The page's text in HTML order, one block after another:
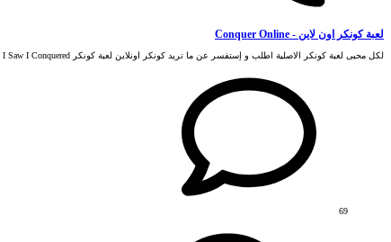
لعبة كونكر اون لاين - Conquer Online
لكل محبى لعبة كونكر الاصلية اطلب و إستفسر عن ما تريد كونكر اونلاين لعبة كونكر TQ I Came I Saw I Conquered
69